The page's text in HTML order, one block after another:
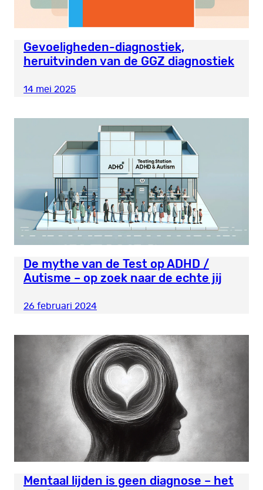
Gevoeligheden-diagnostiek,
heruitvinden van de GGZ diagnostiek
14 mei 2025
De mythe van de Test op ADHD /
Autisme – op zoek naar de echte jij
26 februari 2024
Mentaal lijden is geen diagnose – het